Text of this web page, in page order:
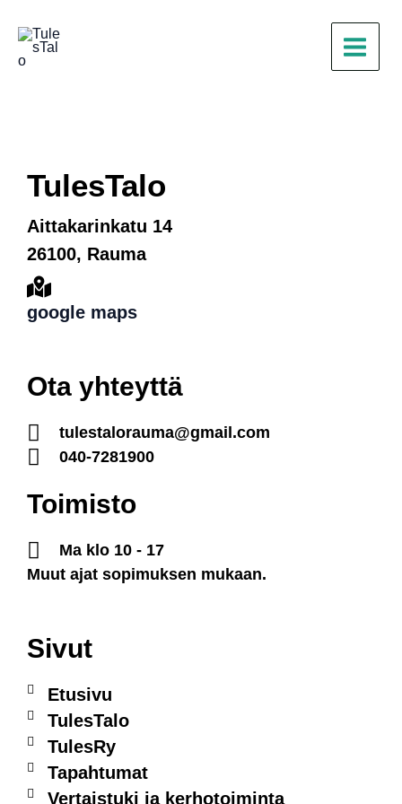
sisältöön
TulesTalo
Aittakarinkatu 14
26100, Rauma
google maps
Ota yhteyttä
tulestalorauma@gmail.com
040-7281900
Toimisto
Ma klo 10 - 17
Muut ajat sopimuksen mukaan.
Sivut
Etusivu
TulesTalo
TulesRy
Tapahtumat
Vertaistuki ja kerhotoiminta